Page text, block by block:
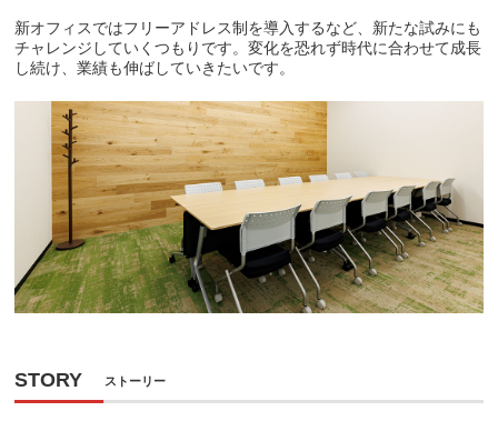
新オフィスではフリーアドレス制を導入するなど、新たな試みにも
チャレンジしていくつもりです。変化を恐れず時代に合わせて成長
し続け、業績も伸ばしていきたいです。
STORY ストーリー